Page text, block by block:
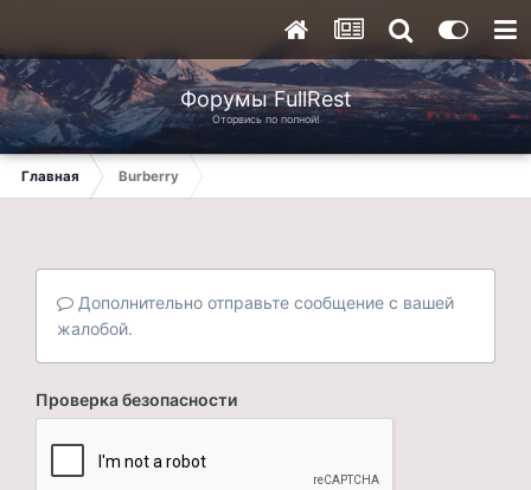
Форумы FullRest
Оторвись по полной!
Главная Burberry
Дополнительно отправьте сообщение с вашей
жалобой.
Проверка безопасности